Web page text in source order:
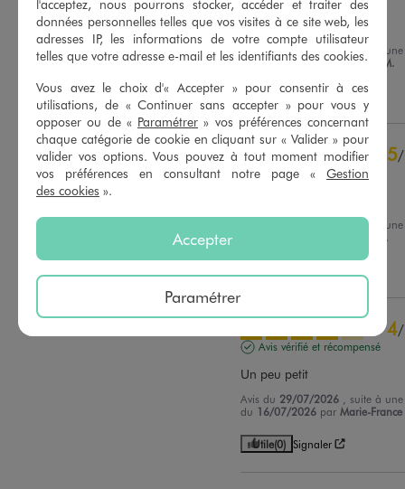
Basé sur
contrôle
Voir tous les avis sur ce site
5étoiles
23
4étoiles
7
3étoiles
0
2étoiles
étoile 0
Trier les avis
Bon rapport qualité prix
Avis du 07/08/2026
, suite à
du25/07/2026 parCorinne M.
Utile (0) Signaler
5/
Avis vérifié et récompensé
, suite à
Sandra D.
4/
Avis vérifié et récompensé
Un peu petit
Avis du 29/07/2026
, suite à
du 16/07/2026 parMarie-France
Utile(0) Signaler
l'acceptez, nous pourrons stocker, accéder et traiter des
données personnelles telles que vos visites à ce site web, les
adresses IP, les informations de votre compte utilisateur
telles que votre adresse e-mail et les identifiants des cookies.
Vous avez le choix d'« Accepter » pour consentir à ces
utilisations, de « Continuer sans accepter » pour vous y
opposer ou de « Paramétrer » vos préférences concernant
chaque catégorie de cookie en cliquant sur « Valider » pour
valider vos options. Vous pouvez à tout moment modifier
vos préférences en consultant notre page « Gestion
des cookies ».
Accepter
Paramétrer